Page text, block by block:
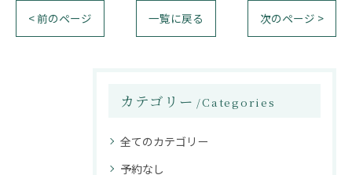
< 前のページ 一覧に戻る 次のページ >
カテゴリー Categories
全てのカテゴリー
予約なし